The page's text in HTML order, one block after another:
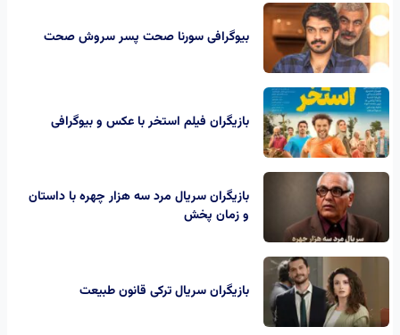
بیوگرافی سورنا صحت پسر سروش صحت
بازیگران فیلم استخر با عکس و بیوگرافی
بازیگران سریال مرد سه هزار چهره با داستان
و زمان پخش
بازیگران سریال ترکی قانون طبیعت